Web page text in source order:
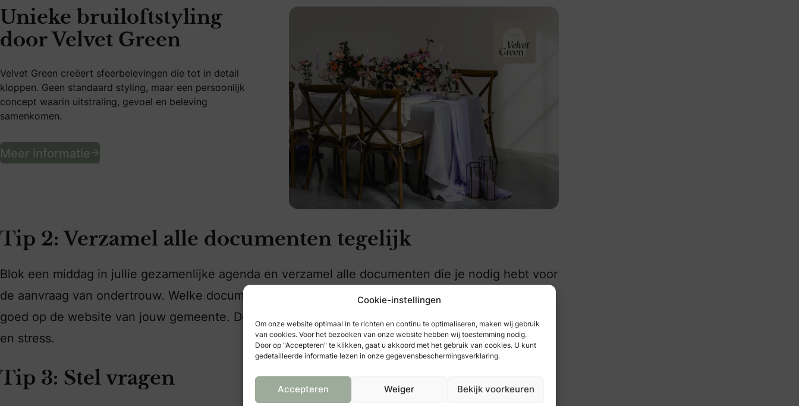
Cookie-instellingen
Om onze website optimaal in te richten en continu te optimaliseren, maken wij gebruik
van cookies. Voor het bezoeken van onze website hebben wij toestemming nodig.
Door op "Accepteren" te klikken, gaat u akkoord met het gebruik van cookies. U kunt
gedetailleerde informatie lezen in onze gegevensbeschermingsverklaring.
Accepteren Weiger Bekijk voorkeuren
Unieke bruiloftstyling
door Velvet Green
Velvet Green creëert sfeerbelevingen die tot in detail
kloppen. Geen standaard styling, maar een persoonlijk
concept waarin uitstraling, gevoel en beleving
samenkomen.
Meer informatie
Unieke bruiloftstyling door Velvet Green
Tip 2: Verzamel alle documenten tegelijk
Blok een middag in jullie gezamenlijke agenda en verzamel alle documenten die je nodig hebt voor
de aanvraag van ondertrouw. Welke documenten dit zijn, verschilt per gemeente. Check dit dus
goed op de website van jouw gemeente. Door alles in een keer te verzamelen voorkom je chaos
en stress.
Tip 3: Stel vragen